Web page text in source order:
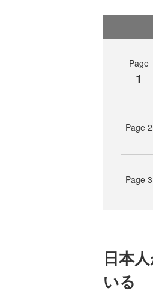
Page
1
Page 2
Page 3
日本
いる